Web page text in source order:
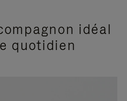
idéal
quotidien